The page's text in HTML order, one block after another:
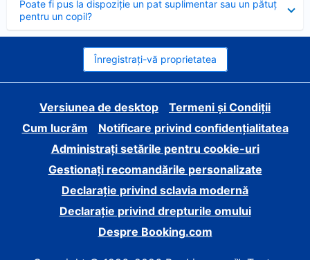
Poate fi pus la dispoziție un pat suplimentar sau un pătuț
pentru un copil?
închis
Înregistrați-vă proprietatea
Versiunea de desktop
Termeni și Condiții
Cum lucrăm
Notificare privind confidențialitatea
Administrați setările pentru cookie-uri
Gestionați recomandările personalizate
Declarație privind sclavia modernă
Declarație privind drepturile omului
Despre Booking.com